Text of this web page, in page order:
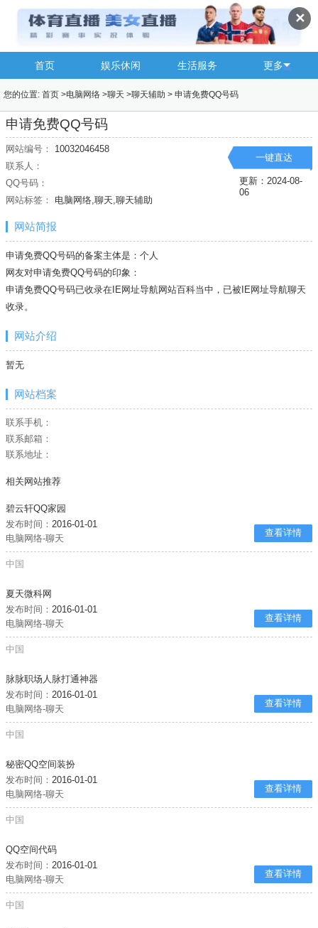
✕
首页 娱乐休闲 生活服务 更多
您的位置: 首页 >电脑网络 >聊天 >聊天辅助 > 申请免费QQ号码
申请免费QQ号码
网站编号：
10032046458
联系人：
QQ号码：
网站标签：
电脑网络,聊天,聊天辅助
一键直达
更新：2024-08-
06
网站简报
申请免费QQ号码的备案主体是：个人
网友对申请免费QQ号码的印象：
申请免费QQ号码已收录在IE网址导航网站百科当中，已被IE网址导航聊天
收录。
网站介绍
暂无
网站档案
联系手机：
联系邮箱：
联系地址：
相关网站推荐
碧云轩QQ家园
发布时间：2016-01-01
电脑网络-聊天
查看详情
中国
夏天微科网
发布时间：2016-01-01
电脑网络-聊天
查看详情
中国
脉脉职场人脉打通神器
发布时间：2016-01-01
电脑网络-聊天
查看详情
中国
秘密QQ空间装扮
发布时间：2016-01-01
电脑网络-聊天
查看详情
中国
QQ空间代码
发布时间：2016-01-01
电脑网络-聊天
查看详情
中国